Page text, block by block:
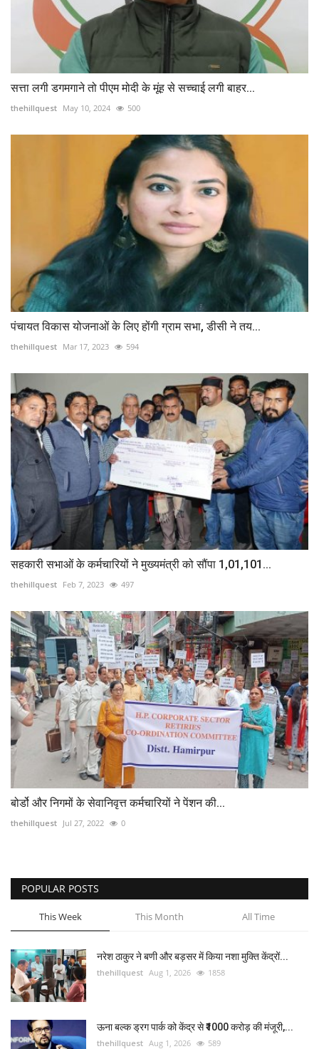
सत्ता लगी डगमगाने तो पीएम मोदी के मूंह से सच्चाई लगी बाहर...
thehillquest May 10, 2024 500
पंचायत विकास योजनाओं के लिए होंगी ग्राम सभा, डीसी ने तय...
thehillquest Mar 17, 2023 594
सहकारी सभाओं के कर्मचारियों ने मुख्यमंत्री को सौंपा 1,01,101...
thehillquest Feb 7, 2023 497
बोर्डो और निगमों के सेवानिवृत्त कर्मचारियों ने पेंशन की...
thehillquest Jul 27, 2022 0
POPULAR POSTS
This Week This Month All Time
नरेश ठाकुर ने बणी और बड़सर में किया नशा मुक्ति केंद्रों...
thehillquest Aug 1, 2026 1858
ऊना बल्क ड्रग पार्क को केंद्र से ₹1000 करोड़ की मंजूरी,...
thehillquest Aug 1, 2026 589